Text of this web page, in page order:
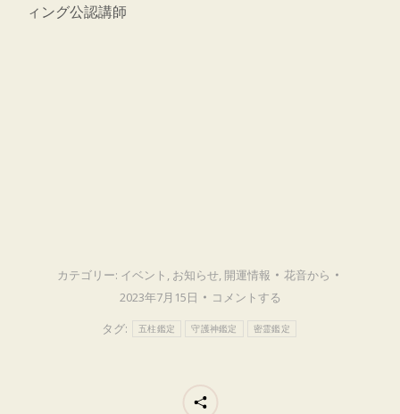
ィング公認講師
カテゴリー: イベント , お知らせ, 開運情報 花音から
2023年7月15日
コメントする
タグ:
五柱鑑定 守護神鑑定 密霊鑑定